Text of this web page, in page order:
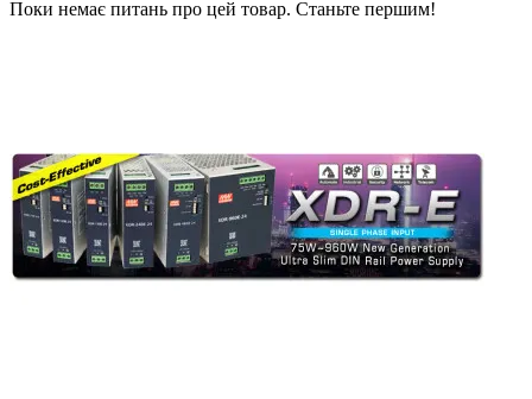
Поки немає питань про цей товар. Станьте першим!